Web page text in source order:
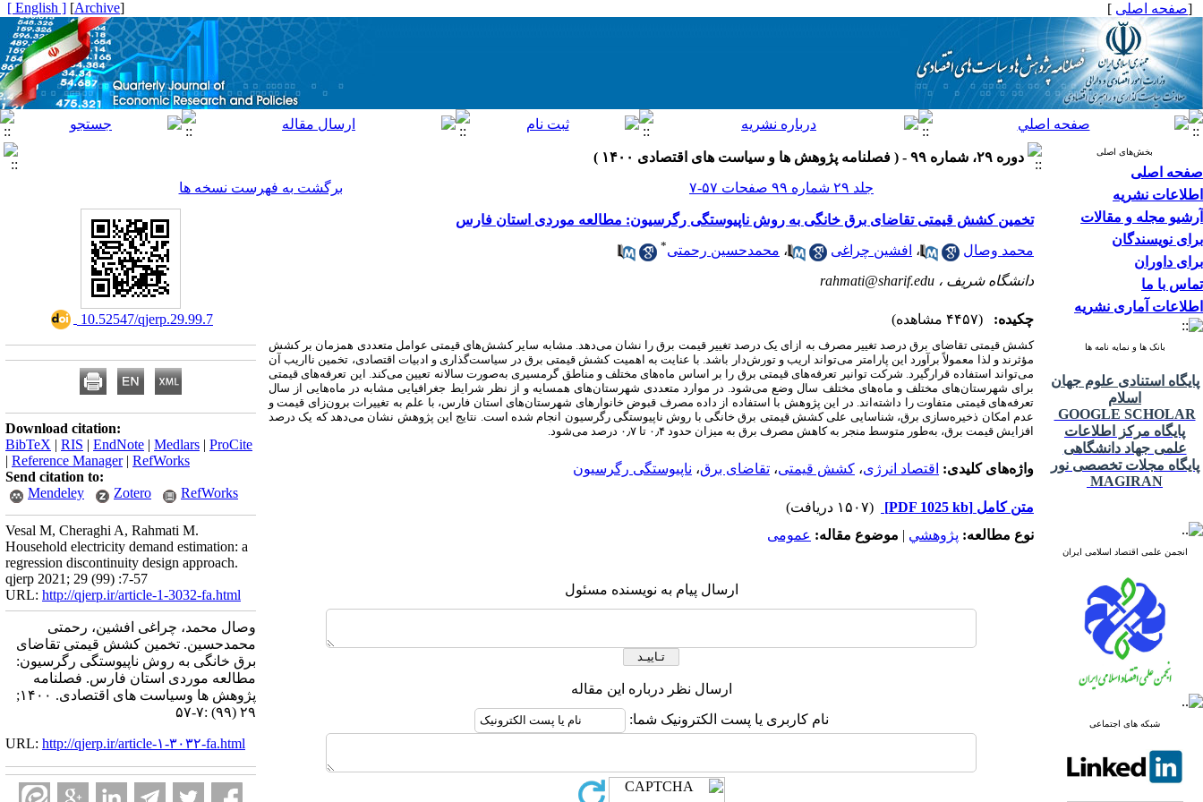
[صفحه اصلی ]
[
Archive
]
[ English ]
بخش‌های اصلی
صفحه اصلی
اطلاعات نشریه
آرشیو مجله و مقالات
برای نویسندگان
برای داوران
تماس با ما
اطلاعات آماری نشریه
بانک ها و نمایه نامه ها
پایگاه استنادی علوم جهان
اسلام
GOOGLE SCHOLAR
پایگاه مرکز اطلاعات
علمی جهاد دانشگاهی
پایگاه مجلات تخصصی نور
MAGIRAN
انجمن علمی اقتصاد اسلامی ایران
شبکه های اجتماعی
دوره ۲۹، شماره ۹۹ - ( فصلنامه پژوهش ها و سیاست های اقتصادی ۱۴۰۰ )
جلد ۲۹ شماره ۹۹ صفحات ۵۷-۷
برگشت به فهرست نسخه ها
تخمین کشش قیمتی تقاضای برق خانگی به روش ناپیوستگی رگرسیون: مطالعه موردی استان فارس
محمد وصال ، افشین چراغی ، محمدحسین رحمتی*
دانشگاه شریف ، rahmati@sharif.edu
چکیده: (۴۴۵۷ مشاهده)
کشش قیمتی تقاضای برق درصد تغییر مصرف به ازای یک درصد تغییر قیمت برق را نشان می‌دهد. مشابه سایر کشش‌های قیمتی عوامل متعددی همزمان بر کشش
مؤثرند و لذا معمولاً برآورد این پارامتر می‌تواند اریب و تورش‌دار باشد. با عنایت به اهمیت کشش قیمتی برق در سیاست‌گذاری و ادبیات اقتصادی، تخمین نااریب آن
می‌تواند استفاده قرارگیرد. شرکت توانیر تعرفه‌های قیمتی برق را بر اساس ماه‌های مختلف و مناطق گرمسیری به‌صورت سالانه تعیین می‌کند. این تعرفه‌های قیمتی
برای شهرستان‌های مختلف و ماه‌های مختلف سال وضع می‌شود. در موارد متعددی شهرستان‌های همسایه و از نظر شرایط جغرافیایی مشابه در ماه‌هایی از سال
تعرفه‌های قیمتی متفاوت را داشته‌اند. در این پژوهش با استفاده از داده مصرف قبوض خانوارهای شهرستان‌های استان فارس، با علم به تغییرات برون‌زای قیمت و
عدم امکان ذخیره‌سازی برق، شناسایی علی کشش قیمتی برق خانگی با روش ناپیوستگی رگرسیون انجام ‌شده است. نتایج این پژوهش نشان می‌دهد که یک درصد
افزایش قیمت برق، به‌طور متوسط منجر به کاهش مصرف برق به میزان حدود ۰
٫۴ تا ۰ ٫۷ درصد می‌شود.
واژه‌های کلیدی: اقتصاد انرژی، کشش قیمتی، تقاضای برق، ناپیوستگی رگرسیون
متن کامل [PDF 1025 kb]
(۱۵۰۷ دریافت)
نوع مطالعه: پژوهشي | موضوع مقاله: عمومى
ارسال پیام به نویسنده مسئول
ارسال نظر درباره این مقاله
نام کاربری یا پست الکترونیک شما:
‎ 10.52547/qjerp.29.99.7
Download citation:
BibTeX | RIS | EndNote | Medlars | ProCite
| Reference Manager| RefWorks
Send citation to:
Mendeley
Zotero RefWorks
Vesal M, Cheraghi A, Rahmati M.
Household electricity demand estimation: a
regression discontinuity design approach.
qjerp 2021; 29 (99) :7-57
URL: http://qjerp.ir/article-1-3032-fa.html
وصال محمد، چراغی افشین، رحمتی
محمدحسین. تخمین کشش قیمتی تقاضای
برق خانگی به روش ناپیوستگی رگرسیون:
مطالعه موردی استان فارس. فصلنامه
پژوهش ها وسیاست های اقتصادی. ۱۴۰۰;
۲۹ (۹۹) :۷-۵۷
URL: http://qjerp.ir/article-۱-۳۰۳۲-fa.html